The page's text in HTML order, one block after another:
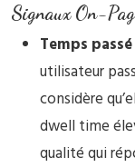
Signaux On-
Temps
utilisateur
considère
dwell time
qualité qui